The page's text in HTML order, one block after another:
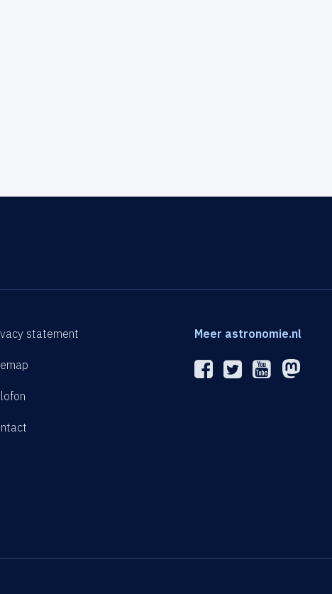
statement Meer astronomie.nl